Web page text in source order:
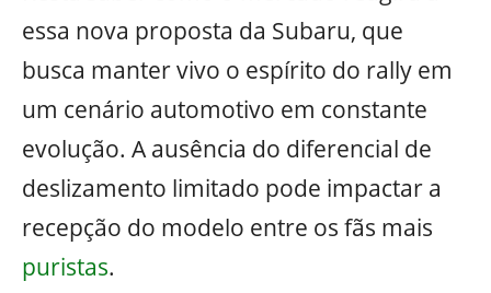
essa nova proposta da Subaru, que
busca manter vivo o espírito do rally em
um cenário automotivo em constante
evolução. A ausência do diferencial de
deslizamento limitado pode impactar a
recepção do modelo entre os fãs mais
puristas.